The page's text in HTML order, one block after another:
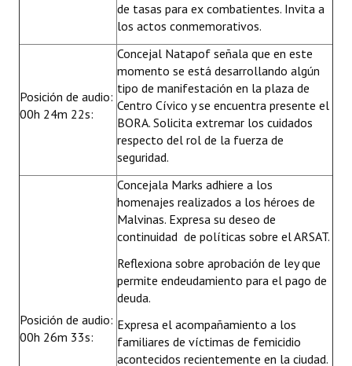
de tasas para ex combatientes. Invita a
los actos conmemorativos.
Posición de audio:
00h 24m 22s:
Concejal Natapof señala que en este
momento se está desarrollando algún
tipo de manifestación en la plaza de
Centro Cívico y se encuentra presente el
BORA. Solicita extremar los cuidados
respecto del rol de la fuerza de
seguridad.
Posición de audio:
00h 26m 33s:
Concejala Marks adhiere a los
homenajes realizados a los héroes de
Malvinas. Expresa su deseo de
continuidad de políticas sobre el ARSAT.
Reflexiona sobre aprobación de ley que
permite endeudamiento para el pago de
deuda.
Expresa el acompañamiento a los
familiares de víctimas de femicidio
acontecidos recientemente en la ciudad.